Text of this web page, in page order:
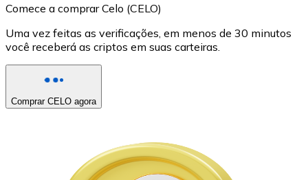
Comece a comprar Celo (CELO)
Uma vez feitas as verificações, em menos de 30 minutos
você receberá as criptos em suas carteiras.
Comprar CELO agora